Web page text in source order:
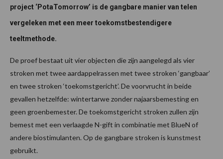
project ‘PotaTomorrow’ is de gangbare manier van telen
vergeleken met een meer toekomstbestendigere
teeltmethode.
De proef bestaat uit vier objecten die zijn aangelegd als vier
stroken met twee aardappelrassen met twee stroken ‘gangbaar’
en twee stroken ‘toekomstgericht’. De voorvrucht in beide
gevallen hetzelfde: wintertarwe zonder najaarsbemesting en
geen groenbemester. De toekomstgericht stroken zullen zijn
bemest met een verlaagde N-gift in combinatie met BlueN of
andere biostimulanten. Op de gangbare stroken is kunstmest
gebruikt.